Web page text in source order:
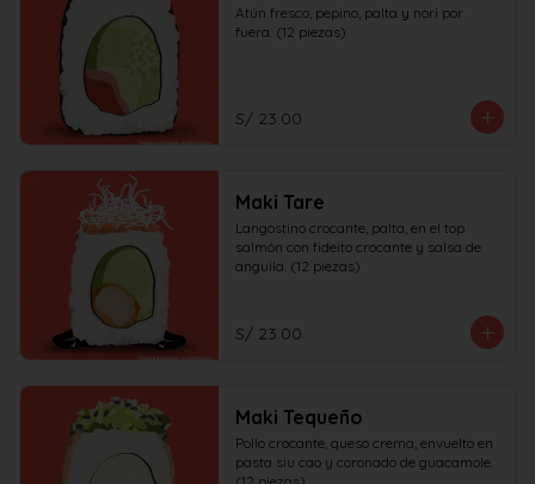
Atún fresco, pepino, palta y nori por
fuera. (12 piezas)
S/ 23.00
Maki Tare
Langostino crocante, palta, en el top
salmón con fideito crocante y salsa de
anguila. (12 piezas)
S/ 23.00
Maki Tequeño
Pollo crocante, queso crema, envuelto en
pasta siu cao y coronado de guacamole.